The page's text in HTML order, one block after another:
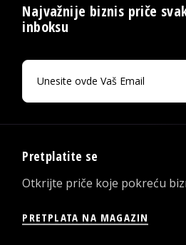
Najvažnije biznis priče
inboksu
Pretplatite se
Otkrijte priče koje pokreću
PRETPLATA NA MAGAZIN